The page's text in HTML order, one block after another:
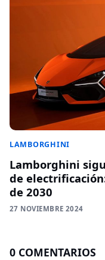
LAMBORGHINI
Lamborghini
de
de 2030
27 NOVIEMBRE 2024
0 COMENTARIOS